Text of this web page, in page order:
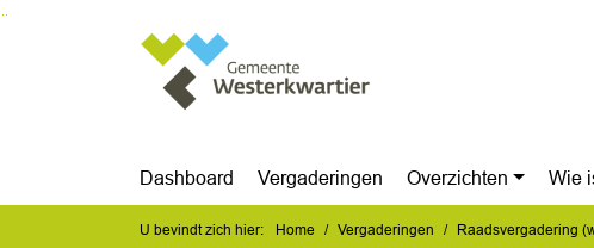
Dashboard Vergaderingen Overzichten Wie
U bevindt zich hier: Home Vergaderingen Raadsvergadering